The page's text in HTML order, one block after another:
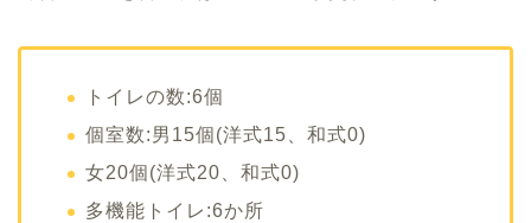
トイレの数:6個
個室数:男15個(洋式15、和式0)
女20個(洋式20、和式0)
多機能トイレ:6か所